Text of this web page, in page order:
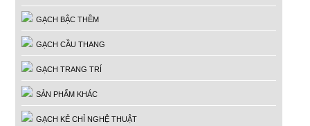
GẠCH BẬC THỀM
GẠCH CẦU THANG
GẠCH TRANG TRÍ
SẢN PHẨM KHÁC
GẠCH KẺ CHỈ NGHỆ THUẬT